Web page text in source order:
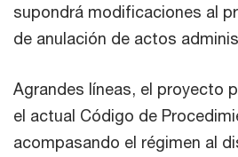
supondrá modificaciones al
de anulación de actos
Agrandes líneas, el proyecto
el actual Código de
acompasando el régimen al